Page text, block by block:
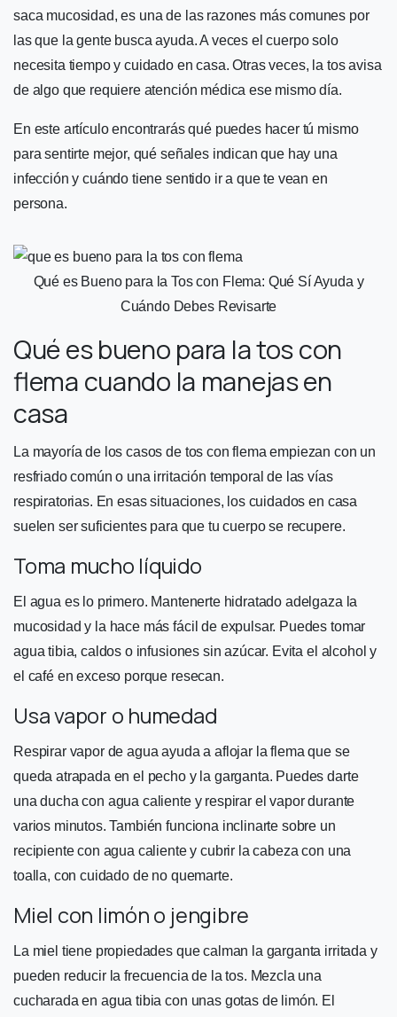
saca mucosidad, es una de las razones más comunes por
las que la gente busca ayuda. A veces el cuerpo solo
necesita tiempo y cuidado en casa. Otras veces, la tos avisa
de algo que requiere atención médica ese mismo día.
En este artículo encontrarás qué puedes hacer tú mismo
para sentirte mejor, qué señales indican que hay una
infección y cuándo tiene sentido ir a que te vean en
persona.
Qué es Bueno para la Tos con Flema: Qué Sí Ayuda y
Cuándo Debes Revisarte
Qué es bueno para la tos con
flema cuando la manejas en
casa
La mayoría de los casos de tos con flema empiezan con un
resfriado común o una irritación temporal de las vías
respiratorias. En esas situaciones, los cuidados en casa
suelen ser suficientes para que tu cuerpo se recupere.
Toma mucho líquido
El agua es lo primero. Mantenerte hidratado adelgaza la
mucosidad y la hace más fácil de expulsar. Puedes tomar
agua tibia, caldos o infusiones sin azúcar. Evita el alcohol y
el café en exceso porque resecan.
Usa vapor o humedad
Respirar vapor de agua ayuda a aflojar la flema que se
queda atrapada en el pecho y la garganta. Puedes darte
una ducha con agua caliente y respirar el vapor durante
varios minutos. También funciona inclinarte sobre un
recipiente con agua caliente y cubrir la cabeza con una
toalla, con cuidado de no quemarte.
Miel con limón o jengibre
La miel tiene propiedades que calman la garganta irritada y
pueden reducir la frecuencia de la tos. Mezcla una
cucharada en agua tibia con unas gotas de limón. El